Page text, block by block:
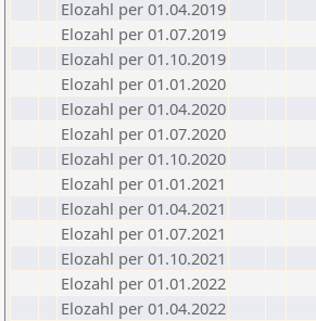
Elozahl per 01.04.2019
Elozahl per 01.07.2019
Elozahl per 01.10.2019
Elozahl per 01.01.2020
Elozahl per 01.04.2020
Elozahl per 01.07.2020
Elozahl per 01.10.2020
Elozahl per 01.01.2021
Elozahl per 01.04.2021
Elozahl per 01.07.2021
Elozahl per 01.10.2021
Elozahl per 01.01.2022
Elozahl per 01.04.2022